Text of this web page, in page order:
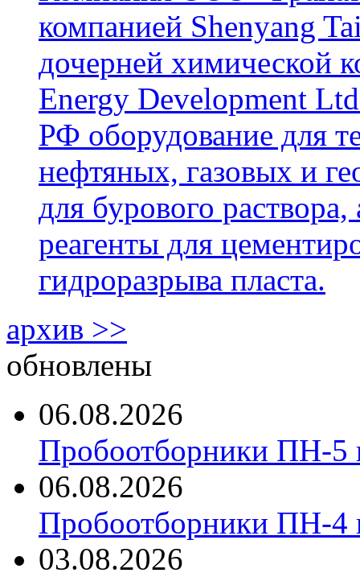
компанией Shenyang
дочерней химической
Energy Development
РФ оборудование для
нефтяных, газовых и
для бурового
реагенты для
гидроразрыва пласта.
архив >>
обновлены
06.08.2026
Пробоотборники ПН-
06.08.2026
Пробоотборники ПН-
03.08.2026